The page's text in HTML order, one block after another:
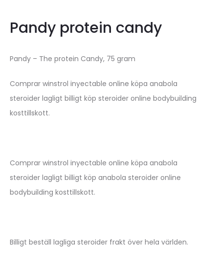
Pandy protein candy
Pandy – The protein Candy, 75 gram
Comprar winstrol inyectable online köpa anabola
steroider lagligt billigt köp steroider online bodybuilding
kosttillskott.
Comprar winstrol inyectable online köpa anabola
steroider lagligt billigt köp anabola steroider online
bodybuilding kosttillskott.
Billigt beställ lagliga steroider frakt över hela världen.